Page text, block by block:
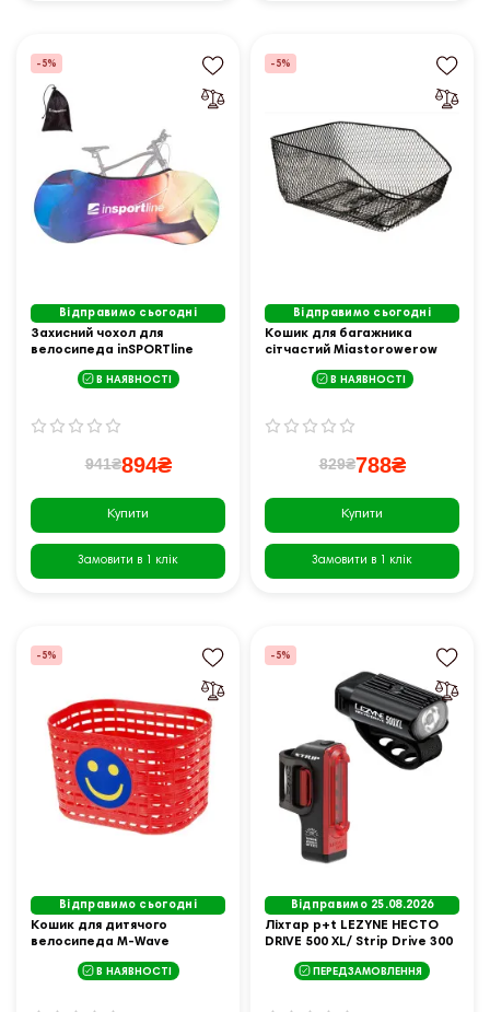
-5%
Відправимо сьогодні
Захисний чохол для
велосипеда inSPORTline
барвистийВ НАЯВНОСТІ
941₴894₴
Купити
Замовити в 1 клік
-5%
Відправимо сьогодні
Кошик для багажника
сітчастий Miastorowerow
В НАЯВНОСТІ
829₴788₴
Купити
Замовити в 1 клік
-5%
Відправимо сьогодні
Кошик для дитячого
велосипеда M-Wave
В НАЯВНОСТІ
-5%
Відправимо 25.08.2026
Ліхтар p+t LEZYNE HECTO
DRIVE 500 XL/ Strip Drive 300
ПЕРЕДЗАМОВЛЕННЯ